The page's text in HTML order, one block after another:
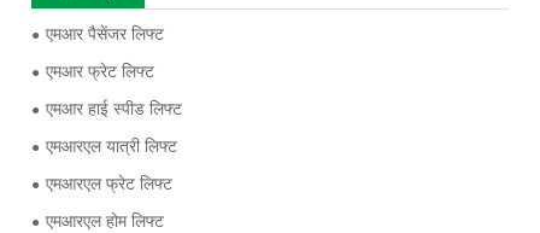
एमआर पैसेंजर लिफ्ट
एमआर फ्रेट लिफ्ट
एमआर हाई स्पीड लिफ्ट
एमआरएल यात्री लिफ्ट
एमआरएल फ्रेट लिफ्ट
एमआरएल होम लिफ्ट